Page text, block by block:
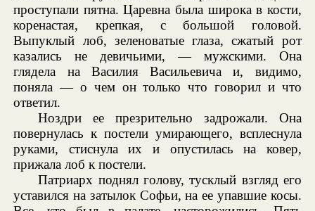
проступали пятна. Царевна была широка в кости,
коренастая, крепкая, с большой головой.
Выпуклый лоб, зеленоватые глаза, сжатый рот
казались не девичьими, — мужскими. Она
глядела на Василия Васильевича и, видимо,
поняла — о чем он только что говорил и что
ответил.
Ноздри ее презрительно задрожали. Она
повернулась к постели умирающего, всплеснула
руками, стиснула их и опустилась на ковер,
прижала лоб к постели.
Патриарх поднял голову, тусклый взгляд его
уставился на затылок Софьи, на ее упавшие косы.